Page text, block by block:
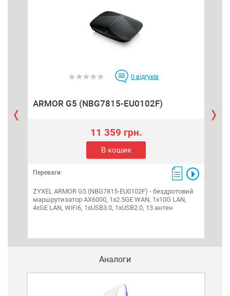
0 відгуків
ARMOR G5 (NBG7815-EU0102F)
11 359 грн.
В кошик
Переваги:
ZYXEL ARMOR G5 (NBG7815-EU0102F) - бездротовий
маршрутизатор AX6000, 1x2.5GE WAN, 1x10G LAN,
4xGE LAN, WiFi6, 1xUSB3.0, 1xUSB2.0, 13 антен
Аналоги